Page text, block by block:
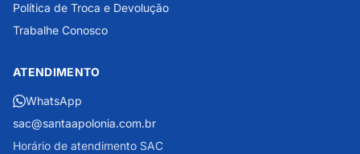
Política de Troca e Devolução
Trabalhe Conosco
ATENDIMENTO
WhatsApp
sac@santaapolonia.com.br
Horário de atendimento SAC